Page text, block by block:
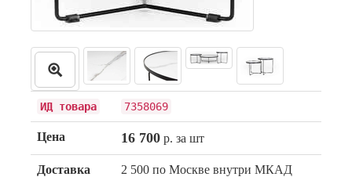
ИД товара 7358069
Цена 16 700р. за шт
Доставка 2 500 по Москве внутри МКАД